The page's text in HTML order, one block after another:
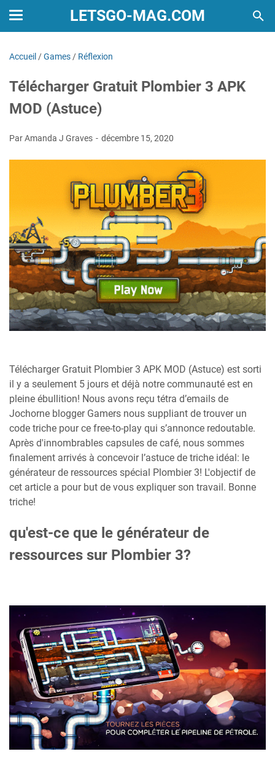
LETSGO-MAG.COM
Accueil /Games / Réflexion
Télécharger Gratuit Plombier 3 APK
MOD (Astuce)
Par Amanda J Graves décembre 15, 2020
Télécharger Gratuit Plombier 3 APK MOD (Astuce) est sorti
il y a seulement 5 jours et déjà notre communauté est en
pleine ébullition! Nous avons reçu tétra d’emails de
Jochorne blogger Gamers nous suppliant de trouver un
code triche pour ce free-to-play qui s’annonce redoutable.
Après d'innombrables capsules de café, nous sommes
finalement arrivés à concevoir l’astuce de triche idéal: le
générateur de ressources spécial Plombier 3! L'objectif de
cet article a pour but de vous expliquer son travail. Bonne
triche!
qu'est-ce que le générateur de
ressources sur Plombier 3?